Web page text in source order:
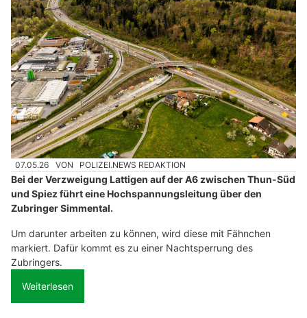
07.05.26 VON POLIZEI.NEWS REDAKTION
Bei der Verzweigung Lattigen auf der A6 zwischen Thun-Süd
und Spiez führt eine Hochspannungsleitung über den
Zubringer Simmental.
Um darunter arbeiten zu können, wird diese mit Fähnchen
markiert. Dafür kommt es zu einer Nachtsperrung des
Zubringers.
Weiterlesen